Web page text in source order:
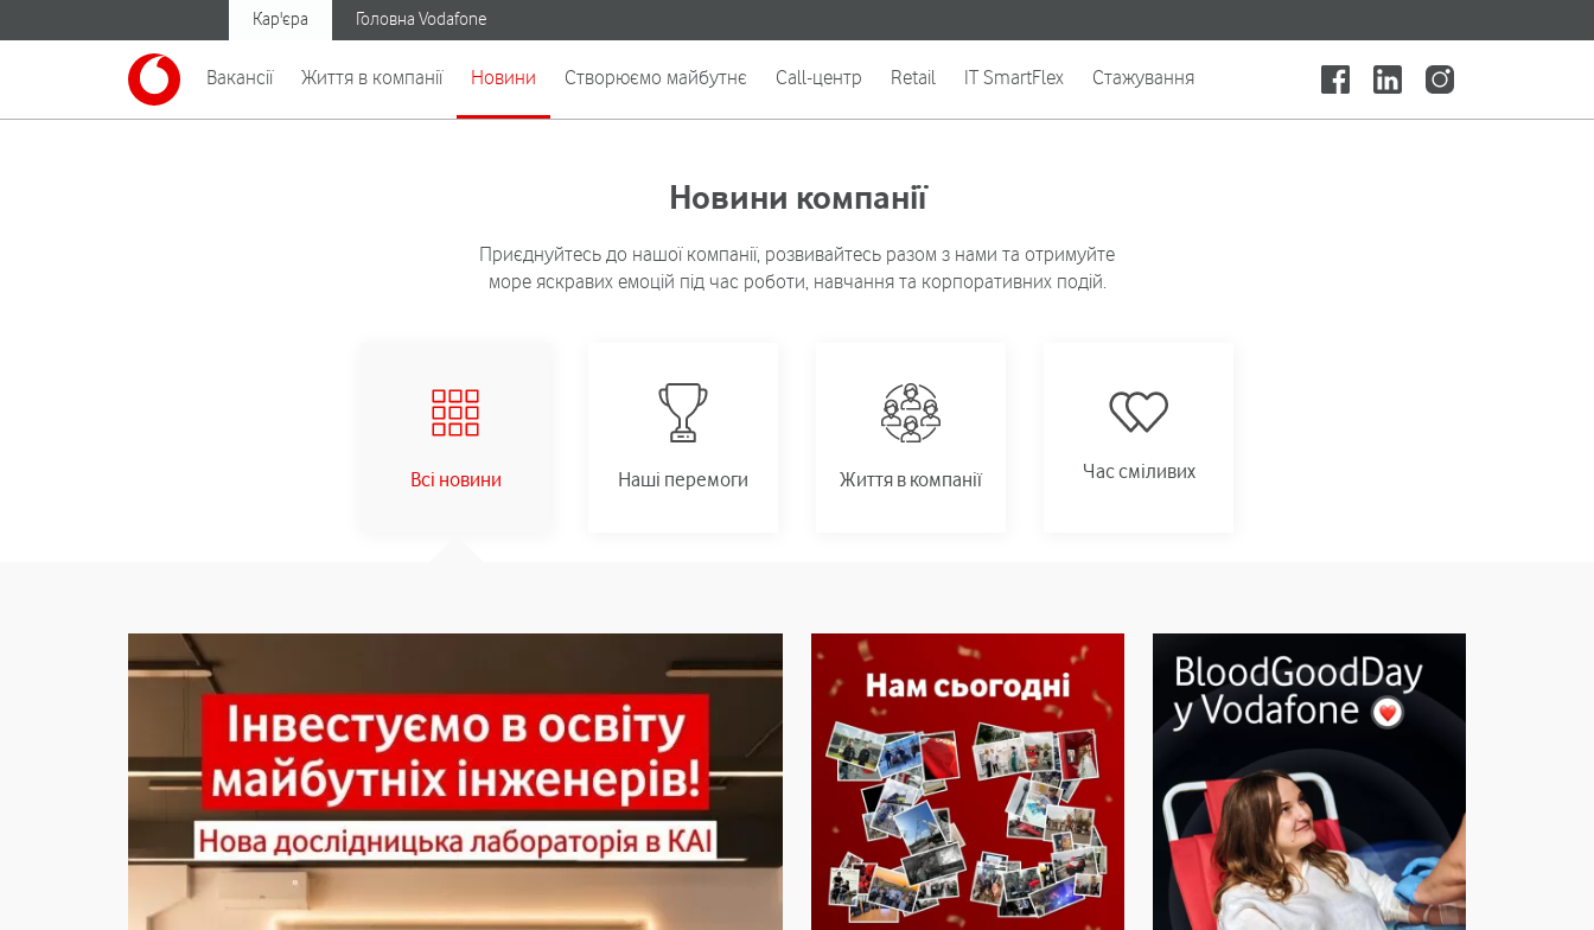
Кар'єра Головна Vodafone
Вакансії Життя в компанії Новини Створюємо майбутнє Call-центр Retail IT SmartFlex Стажування
Новини компанії
Приєднуйтесь до нашої компанії, розвивайтесь разом з нами та отримуйте
море яскравих емоцій під час роботи, навчання та корпоративних подій.
Всі новини Наші перемоги Життя в компанії Час сміливих